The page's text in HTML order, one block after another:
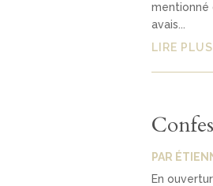
mentionné
avais...
LIRE PLUS
PAR
En